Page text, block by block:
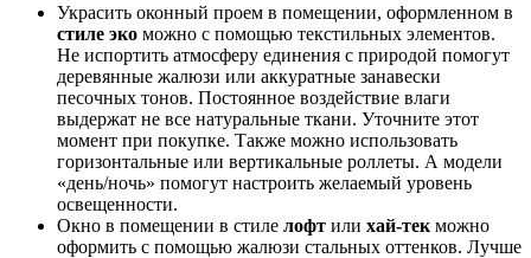
Украсить оконный проем в помещении, оформленном в
стиле эко можно с помощью текстильных элементов.
Не испортить атмосферу единения с природой помогут
деревянные жалюзи или аккуратные занавески
песочных тонов. Постоянное воздействие влаги
выдержат не все натуральные ткани. Уточните этот
момент при покупке. Также можно использовать
горизонтальные или вертикальные роллеты. А модели
«день/ночь» помогут настроить желаемый уровень
освещенности.
Окно в помещении в стиле лофт или хай-тек можно
оформить с помощью жалюзи стальных оттенков. Лучше